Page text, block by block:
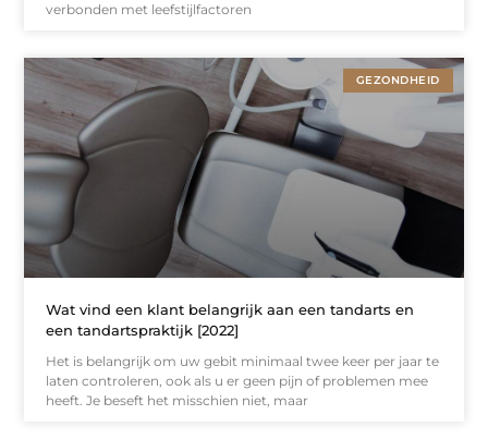
verbonden met leefstijlfactoren
GEZONDHEID
Wat vind een klant belangrijk aan een tandarts en
een tandartspraktijk [2022]
Het is belangrijk om uw gebit minimaal twee keer per jaar te
laten controleren, ook als u er geen pijn of problemen mee
heeft. Je beseft het misschien niet, maar